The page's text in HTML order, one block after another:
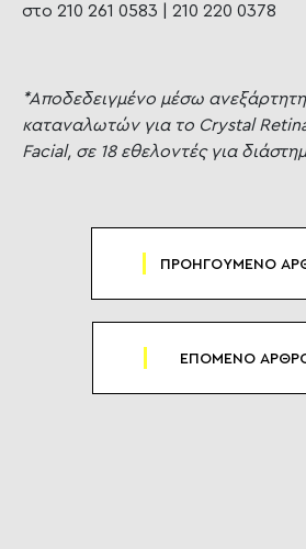
στο 210 261 0583 | 210 220 0378
*Αποδεδειγμένο μέσω
καταναλωτών για το Crystal
Facial, σε 18 εθελοντές για
ΠΡΟΗΓΟΥΜΕΝΟ
ΕΠΟΜΕΝΟ